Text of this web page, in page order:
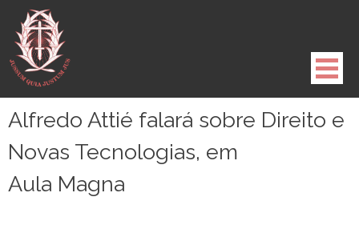
para
conteúdo
Alfredo Attié falará sobre Direito e
Novas Tecnologias, em
Aula Magna